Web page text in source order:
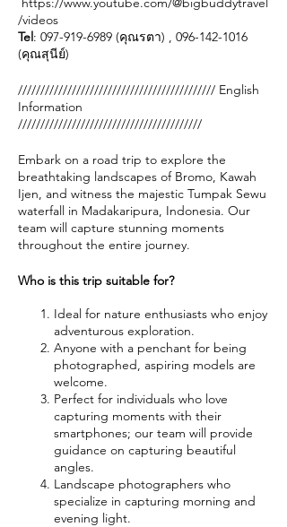
/videos
Tel: 097-919-6989 (คุณรตา) , 096-142-1016
(คุณสุนีย์)
//////////////////////////////////////////// English
Information
/////////////////////////////////////////
Embark on a road trip to explore the
breathtaking landscapes of Bromo, Kawah
Ijen, and witness the majestic Tumpak Sewu
waterfall in Madakaripura, Indonesia. Our
team will capture stunning moments
throughout the entire journey.
Who is this trip suitable for?
Ideal for nature enthusiasts who enjoy
adventurous exploration.
Anyone with a penchant for being
photographed, aspiring models are
welcome.
Perfect for individuals who love
capturing moments with their
smartphones; our team will provide
guidance on capturing beautiful
angles.
Landscape photographers who
specialize in capturing morning and
evening light.